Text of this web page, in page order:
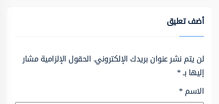
أضف تعليق
لن يتم نشر عنوان بريدك الإلكتروني. الحقول الإلزامية مشار
إليها بـ*
الاسم*